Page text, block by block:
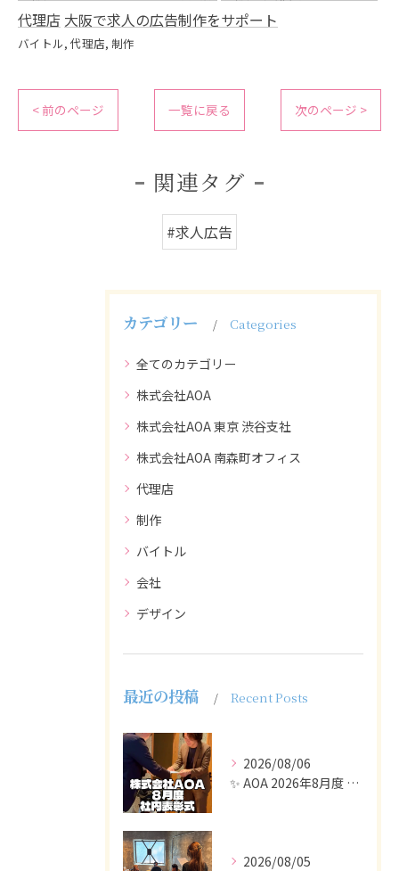
代理店 大阪で求人の広告制作をサポート
バイトル 代理店 制作
< 前のページ 一覧に戻る 次のページ >
関連タグ
#求人広告
カテゴリー Categories
全てのカテゴリー
株式会社AOA
株式会社AOA 東京 渋谷支社
株式会社AOA 南森町オフィス
代理店
制作
バイトル
会社
デザイン
最近の投稿 Recent Posts
2026/08/06
✨ AOA 2026年8月度 表彰式レポート ✨
2026/08/05